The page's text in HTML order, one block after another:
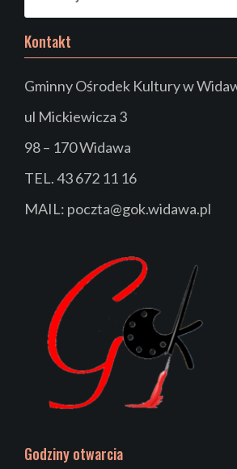
Kontakt
Gminny Ośrodek Kultury w
ul Mickiewicza 3
98 – 170 Widawa
TEL. 43 672 11 16
MAIL: poczta@gok.widawa.pl
Godziny otwarcia